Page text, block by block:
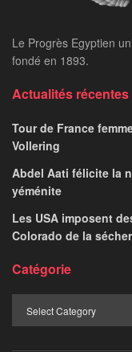
Le Progrès Egyptien
fondé en 1893.
Actualités récentes
Tour de France
Vollering
Abdel Aati félicite la
yéménite
Les USA imposent
Colorado de la
Catégorie